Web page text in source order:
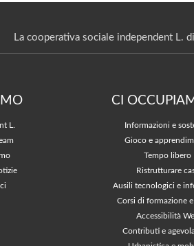
La cooperativa sociale independent L.
L.
CI
Informazioni e
Gioco e
Tempo libero
Ristrutturare
Ausili tecnologici e
Corsi di formazione
Accessibilità
Contributi e